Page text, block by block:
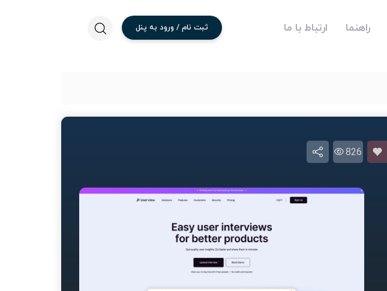
راهنما ارتباط با ما ثبت نام / ورود به پنل
826